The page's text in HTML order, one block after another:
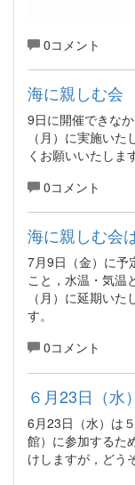
0コメント
海に親しむ会
9日に開催できな
（月）に実施い
くお願いいたします
0コメント
海に親しむ会
7月9日（金）に予
こと，水温・気温
（月）に延期い
す。
0コメント
６月23日（水
6月23日（水）は
館）に参加するた
けしますが，どう